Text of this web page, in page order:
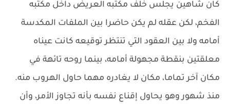
كان شاهين يجلس خلف مكتبه العريض داخل مكتبه
الفخم، لكن عقله لم يكن حاضرا بين الملفات المكدسة
أمامه ولا بين العقود التي تنتظر توقيعه كانت عيناه
معلقتين بنقطة مجهولة أمامه، بينما روحه تائهة في
مكان آخر تماما، مكان لا يغادره مهما حاول الهروب منه.
منذ شهور وهو يحاول إقناع نفسه بأنه تجاوز الأمر، وأن